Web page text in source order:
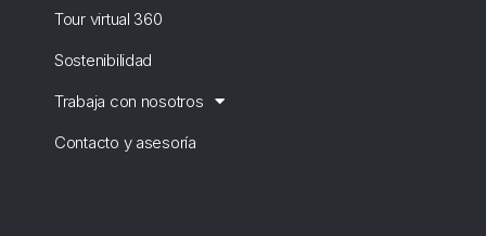
Tour virtual 360
Sostenibilidad
Trabaja con nosotros
Contacto y asesoría